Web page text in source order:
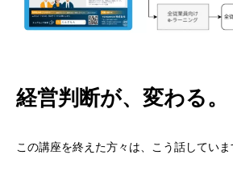
経営判断が、変わる。
この講座を終えた方々は、こう話していま